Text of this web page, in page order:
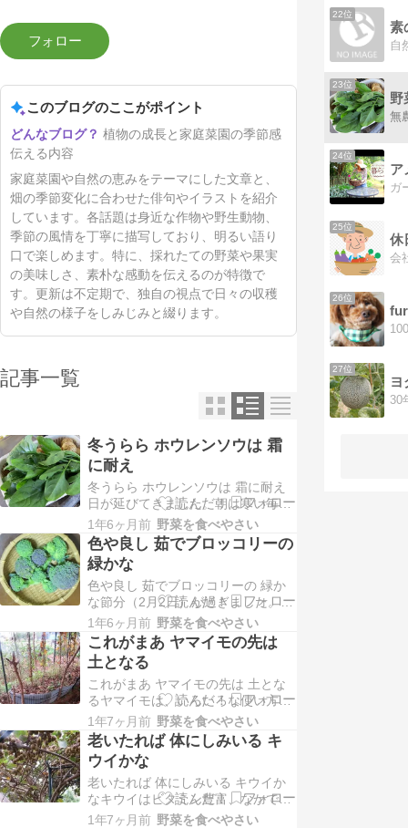
このブログのここがポイント
植物の成長と家庭菜園の季節感
伝える内容
家庭菜園や自然の恵みをテーマにした文章と、
畑の季節変化に合わせた俳句やイラストを紹介
しています。各話題は身近な作物や野生動物、
季節の風情を丁寧に描写しており、明るい語り
口で楽しめます。特に、採れたての野菜や果実
の美味しさ、素朴な感動を伝えるのが特徴で
す。更新は不定期で、独自の視点で日々の収穫
や自然の様子をしみじみと綴ります。
記事一覧
冬うらら ホウレンソウは 霜
に耐え
冬うらら ホウレンソウは 霜に耐え
日が延びてきました。朝は寒い毎日
ですが、日差しに春を感じるこの頃
です。さて、ホウレンソウは最も味
のある葉もの野菜と言われます。昨
年秋も作りましたので、その様子を
菜園での一句を添えて紹介します。
上の写真は収穫物です。下に一緒に
採った新ジャガも写って…
1年6ヶ月前 野菜を食べやさい
色や良し 茹でブロッコリーの
緑かな
色や良し 茹でブロッコリーの 緑か
な節分（2月2日）が過ぎました。ま
だ寒いですが、これから日差しが伸
びてくるのが楽しみです。さて、ブ
ロッコリーはガン抑制効果が大き
く、老人は毎日食べるのが良いと言
われます。そこで、我が菜園では周
年栽培に努めていますが、寒い中、
ブロッコリーが元気な様…
1年6ヶ月前 野菜を食べやさい
これがまあ ヤマイモの先は
土となる
これがまあ ヤマイモの先は 土とな
るヤマイモは、いろいろな使い方が
ありますが、我が家では、トロロに
し、炊きたてご飯にかけて食べるの
が人気です。しかし、食べるのは簡
単ですが、老いてくると掘るのが大
変になります。今回は、そんな様子
を、家庭菜園での一句を添えて、紹
介します。上の写真は、…
1年7ヶ月前 野菜を食べやさい
老いたれば 体にしみいる キ
ウイかな
老いたれば 体にしみいる キウイか
なキウイはビタミン豊富、なかでも
ビタミンCはカゼ予防効果があると
1年7ヶ月前 野菜を食べやさい
22位
素
自
23位
野
24位
ア
25位
休
会
26位
27位
ヨ